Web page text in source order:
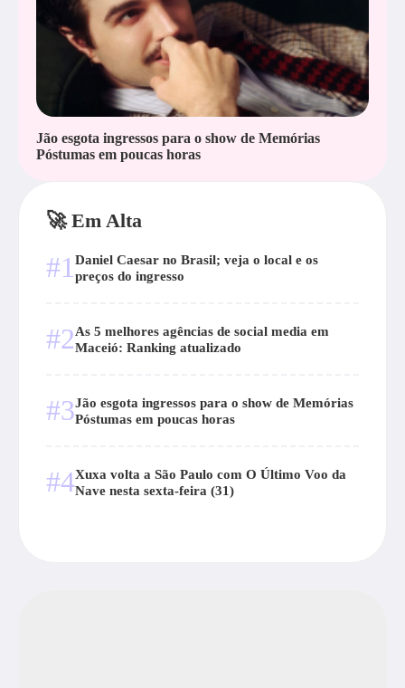
Jão esgota ingressos para o show de Memórias
Póstumas em poucas horas
🚀 Em Alta
#1 Daniel Caesar no Brasil; veja o local e os
preços do ingresso
#2As 5 melhores agências de social media em
Maceió: Ranking atualizado
#3Jão esgota ingressos para o show de Memórias
Póstumas em poucas horas
#4Xuxa volta a São Paulo com O Último Voo da
Nave nesta sexta-feira (31)